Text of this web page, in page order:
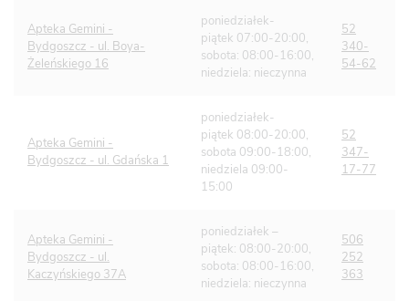
Apteka Gemini -
Bydgoszcz - ul. Boya-
Żeleńskiego 16
poniedziałek-
piątek 07:00-20:00,
sobota: 08:00-16:00,
niedziela: nieczynna
52
340-
54-62
Apteka Gemini -
Bydgoszcz - ul. Gdańska 1
poniedziałek-
piątek 08:00-20:00,
sobota 09:00-18:00,
niedziela 09:00-
15:00
52
347-
17-77
Apteka Gemini -
Bydgoszcz - ul.
Kaczyńskiego 37A
poniedziałek –
piątek: 08:00-20:00,
sobota: 08:00-16:00,
niedziela: nieczynna
506
252
363